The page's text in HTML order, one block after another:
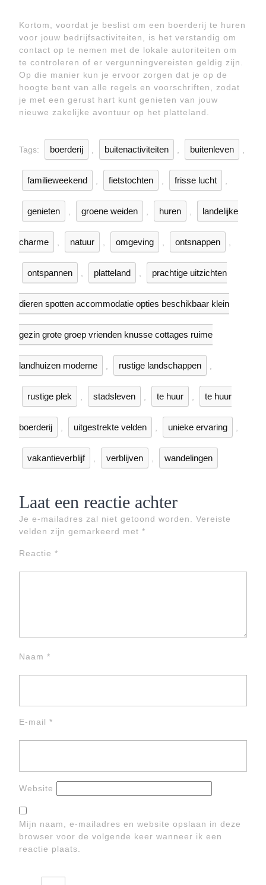
Kortom, voordat je beslist om een boerderij te huren
voor jouw bedrijfsactiviteiten, is het verstandig om
contact op te nemen met de lokale autoriteiten om
te controleren of er vergunningvereisten geldig zijn.
Op die manier kun je ervoor zorgen dat je op de
hoogte bent van alle regels en voorschriften, zodat
je met een gerust hart kunt genieten van jouw
nieuwe zakelijke avontuur op het platteland.
Tags: boerderij buitenactiviteiten buitenleven
familieweekend fietstochten frisse lucht
genieten groene weiden huren landelijke
charme natuur omgeving ontsnappen
ontspannen platteland prachtige uitzichten
dieren spotten accommodatie opties beschikbaar klein
gezin grote groep vrienden knusse cottages ruime
landhuizen moderne rustige landschappen
rustige plek stadsleven te huur te huur
boerderij uitgestrekte velden unieke ervaring
vakantieverblijf verblijven wandelingen
Laat een reactie achter
Je e-mailadres zal niet getoond worden.
Vereiste
velden zijn gemarkeerd met *
Reactie *
Naam *
E-mail *
Website
Mijn naam, e-mailadres en website opslaan in deze
browser voor de volgende keer wanneer ik een
reactie plaats.